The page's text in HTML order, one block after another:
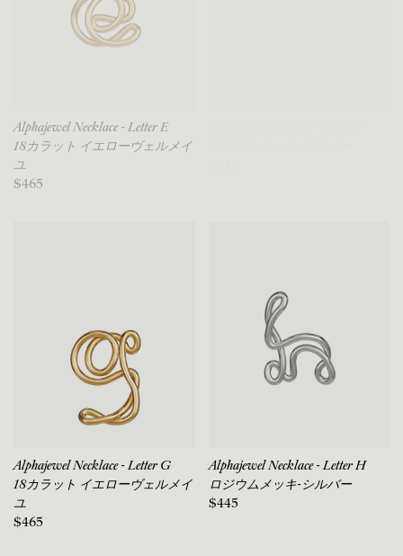
Alphajewel Necklace - Letter E
18カラット イエローヴェルメイ
ユ
$465
Alphajewel Necklace - Letter G
18カラット イエローヴェルメイ
ユ
$465
Alphajewel Necklace - Letter H
ロジウムメッキ-シルバー
$445